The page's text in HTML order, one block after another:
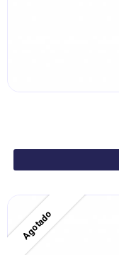
Agotado